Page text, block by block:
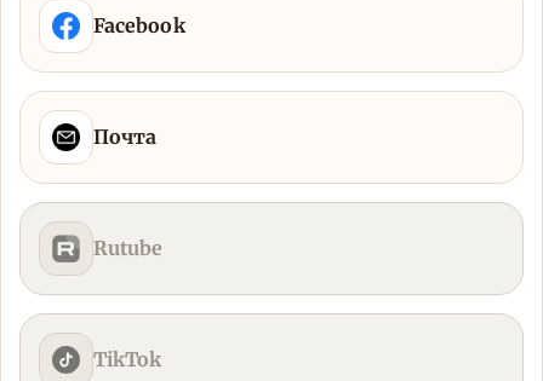
Facebook
Почта
Rutube
TikTok